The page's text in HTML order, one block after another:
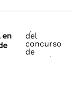
en